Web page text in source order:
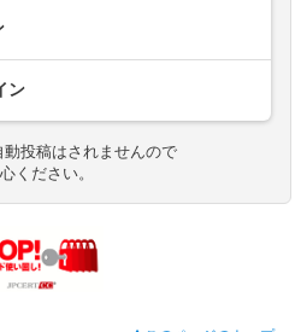
ン
投稿はされませんので
ください。